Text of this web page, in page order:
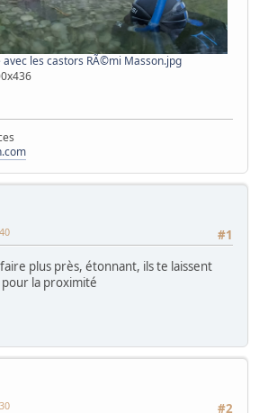
les castors RÃ©mi Masson.jpg
#1
plus près, étonnant, ils te laissent
la proximité
#2